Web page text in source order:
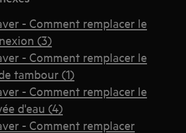
- Comment remplacer le
(3)
- Comment remplacer le
tambour (1)
- Comment remplacer le
d'eau (4)
- Comment remplacer